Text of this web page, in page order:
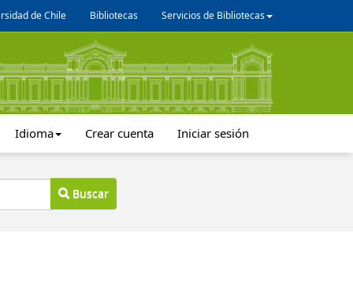
de Chile Bibliotecas Servicios de Bibliotecas
Idioma Crear cuenta Iniciar sesión
Buscar